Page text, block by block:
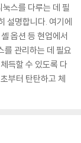
스를 다루는 데 필
설명합니다. 여기에
옵션 등 현업에서
를 관리하는 데 필요
득할 수 있도록 다
부터 탄탄하고 체